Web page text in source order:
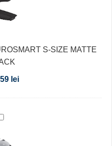
EUROSMART
S-SIZE MATTE
lei